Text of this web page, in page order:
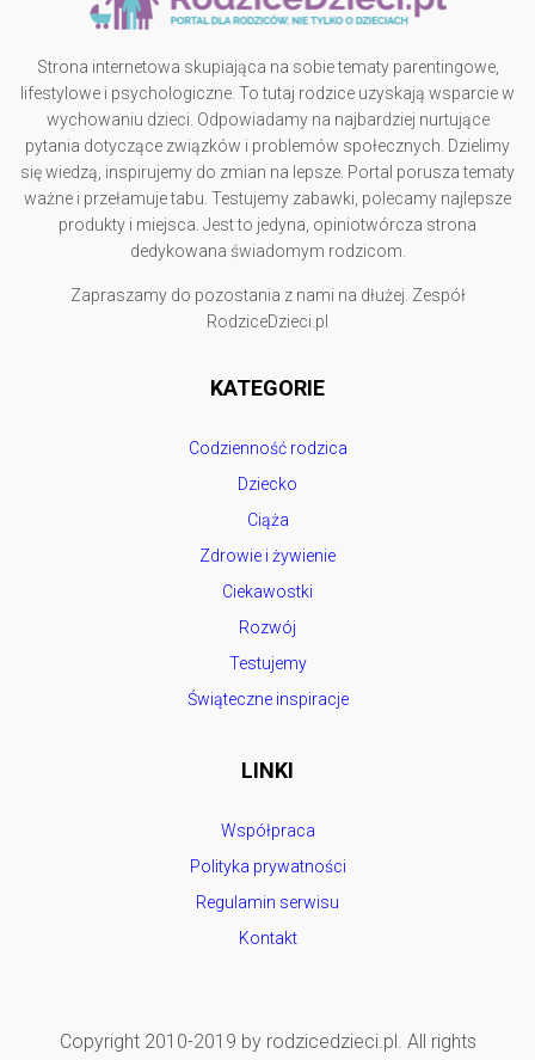
Strona internetowa skupiająca na sobie tematy parentingowe,
lifestylowe i psychologiczne. To tutaj rodzice uzyskają wsparcie w
wychowaniu dzieci. Odpowiadamy na najbardziej nurtujące
pytania dotyczące związków i problemów społecznych. Dzielimy
się wiedzą, inspirujemy do zmian na lepsze. Portal porusza tematy
ważne i przełamuje tabu. Testujemy zabawki, polecamy najlepsze
produkty i miejsca. Jest to jedyna, opiniotwórcza strona
dedykowana świadomym rodzicom.
Zapraszamy do pozostania z nami na dłużej. Zespół
RodziceDzieci.pl
KATEGORIE
Codzienność rodzica
Dziecko
Ciąża
Zdrowie i żywienie
Ciekawostki
Rozwój
Testujemy
Świąteczne inspiracje
LINKI
Współpraca
Polityka prywatności
Regulamin serwisu
Kontakt
Copyright 2010-2019 by rodzicedzieci.pl. All rights